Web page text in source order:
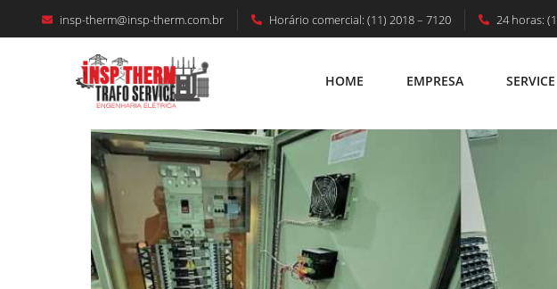
insp-therm@insp-therm.com.br Horário comercial: (11) 2018 – 7120 24 horas:
HOME EMPRESA SERVICE
HOME EMPRESA SERVICE
Painel Banco De Capacitores: Entenda Por Que